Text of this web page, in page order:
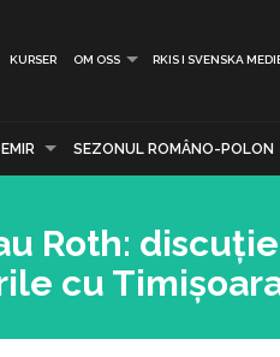
KURSER OM OSS RKIS I SVENSKA
SEZONUL ROMÂNO-POLON
Roth:
cu